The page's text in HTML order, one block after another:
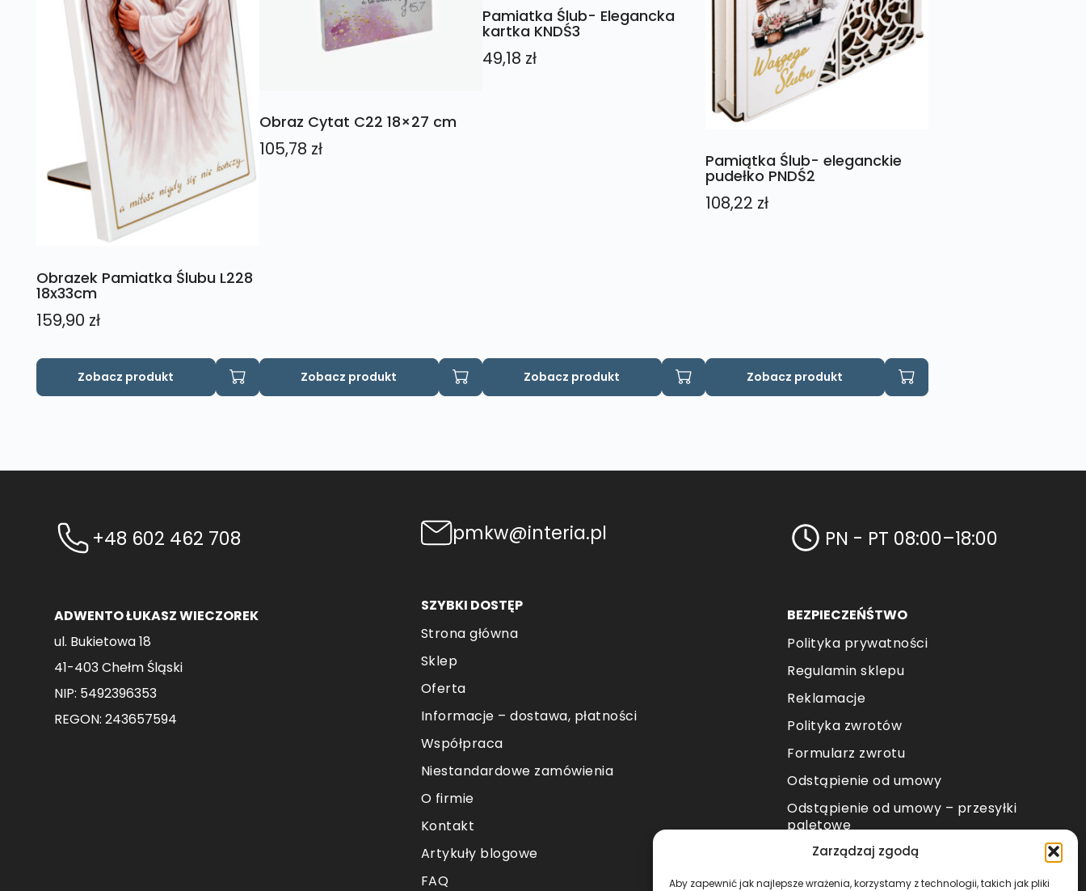
Zarządzaj zgodą
Aby zapewnić jak najlepsze wrażenia, korzystamy z technologii, takich jak pliki
Obrazek Pamiatka Ślubu L228
18x33cm
159,90 zł
Zobacz produkt
Obraz Cytat C22 18×27 cm
105,78 zł
Zobacz produkt
Pamiatka Ślub- Elegancka
kartka KNDŚ3
49,18 zł
Zobacz produkt
Pamiątka Ślub- eleganckie
pudełko PNDŚ2
108,22 zł
Zobacz produkt
+48 602 462 708
ADWENTO ŁUKASZ WIECZOREK
ul. Bukietowa 18
41-403 Chełm Śląski
NIP: 5492396353
REGON: 243657594
pmkw@interia.pl
SZYBKI DOSTĘP
Strona główna
Sklep
Oferta
Informacje – dostawa, płatności
Współpraca
Niestandardowe zamówienia
O firmie
Kontakt
Artykuły blogowe
FAQ
PN - PT 08:00–18:00
BEZPIECZEŃŚTWO
Polityka prywatności
Regulamin sklepu
Reklamacje
Polityka zwrotów
Formularz zwrotu
Odstąpienie od umowy
Odstąpienie od umowy – przesyłki
paletowe
METODY PŁATNOŚCI